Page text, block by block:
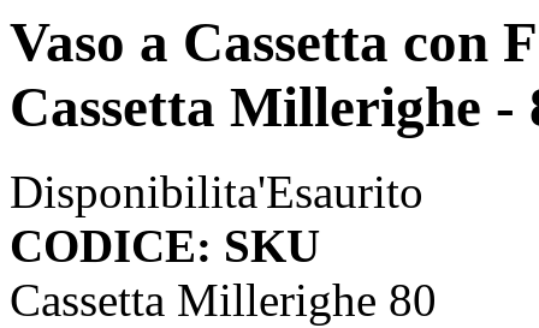
Vaso a Cassetta con
Cassetta Millerighe -
Disponibilita'Esaurito
CODICE: SKU
Cassetta Millerighe 80